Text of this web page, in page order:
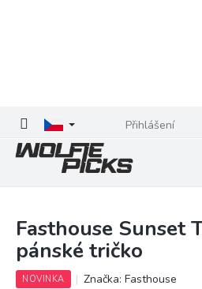
Přihlášení
Fasthouse Sunset
pánské tričko
NOVINKA Značka:Fasthouse